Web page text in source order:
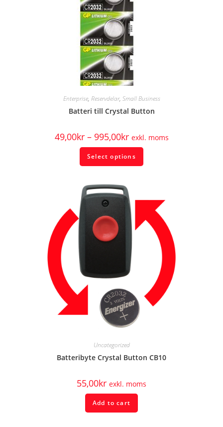
Enterprise, Reservdelar, Small Business
Batteri till Crystal Button
49,00kr– 995,00kr exkl. moms
Select options
Uncategorized
Batteribyte Crystal Button CB10
55,00kr exkl. moms
Add to cart